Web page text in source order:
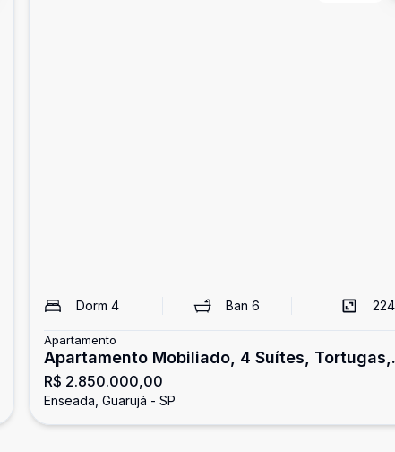
Dorm 4 Ban6 224
Apartamento
Apartamento Mobiliado, 4 Suítes, Tortugas,
Guarujá
R$ 2.850.000,00
Enseada, Guarujá - SP